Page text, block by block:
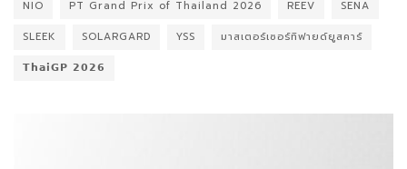
NIO
PT Grand Prix of Thailand 2026 REEV
SENA
SLEEK
SOLARGARD YSS
มาสเตอร์เซอร์ทิฟายด์ยูสคาร์
𝗧𝗵𝗮𝗶𝗚𝗣 𝟮𝟬𝟮𝟲